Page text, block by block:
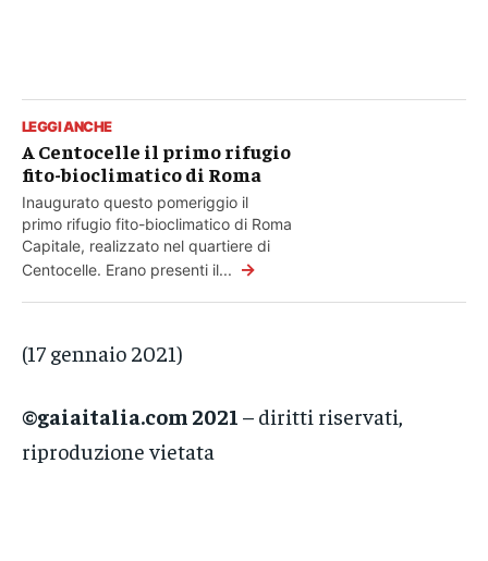
LEGGI ANCHE
A Centocelle il primo rifugio
fito-bioclimatico di Roma
Inaugurato questo pomeriggio il
primo rifugio fito-bioclimatico di Roma
Capitale, realizzato nel quartiere di
Centocelle. Erano presenti il... →
(17 gennaio 2021)
©gaiaitalia.com 2021 – diritti riservati,
riproduzione vietata